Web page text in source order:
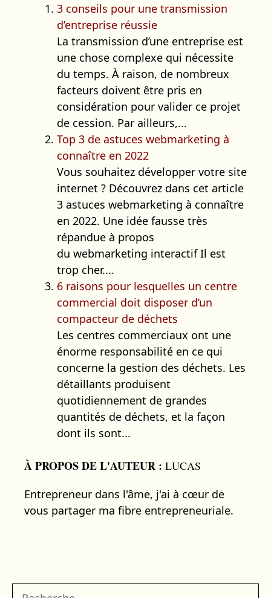
3 conseils pour une transmission
d’entreprise réussie
La transmission d’une entreprise est
une chose complexe qui nécessite
du temps. À raison, de nombreux
facteurs doivent être pris en
considération pour valider ce projet
de cession. Par ailleurs,...
Top 3 de astuces webmarketing à
connaître en 2022
Vous souhaitez développer votre site
internet ? Découvrez dans cet article
3 astuces webmarketing à connaître
en 2022. Une idée fausse très
répandue à propos
du webmarketing interactif Il est
trop cher....
6 raisons pour lesquelles un centre
commercial doit disposer d’un
compacteur de déchets
Les centres commerciaux ont une
énorme responsabilité en ce qui
concerne la gestion des déchets. Les
détaillants produisent
quotidiennement de grandes
quantités de déchets, et la façon
dont ils sont...
À PROPOS DE L'AUTEUR : LUCAS
Entrepreneur dans l'âme, j'ai à cœur de
vous partager ma fibre entrepreneuriale.
Rechercher :